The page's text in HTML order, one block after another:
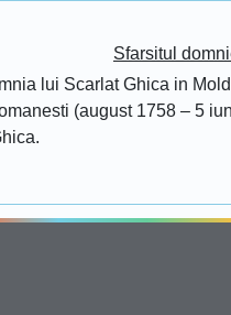
Sfarsitul
lui Scarlat Ghica in
(august 1758 – 5